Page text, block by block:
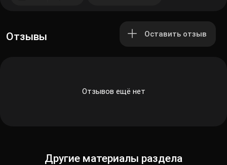
Отзывы Оставить отзыв
Отзывов ещё нет
Другие материалы раздела